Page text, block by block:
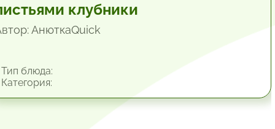
клубники
АнюткаQuiсk
блюда: